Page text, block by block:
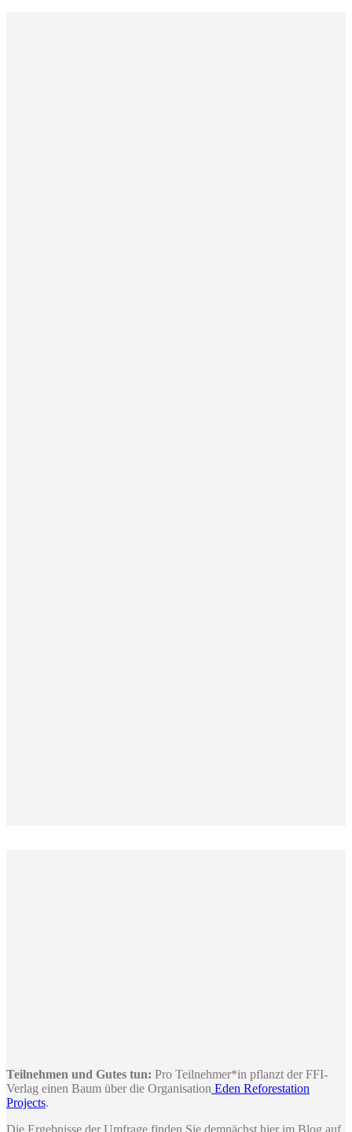
Teilnehmen und Gutes tun: Pro Teilnehmer*in pflanzt der FFI-
Verlag einen Baum über die Organisation Eden Reforestation
Projects.
Die Ergebnisse der Umfrage finden Sie demnächst hier im Blog auf